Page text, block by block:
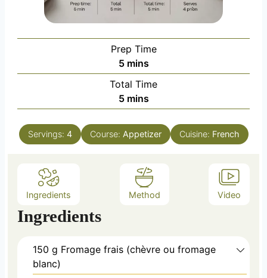
Prep Time
5m
i
n
u
e
s
mins
Total Time
5m
i
n
u
mins
Servings: 4 Course: Appetizer Cuisine: French
Ingredients Method Video
Ingredients
150 g Fromage frais (chèvre ou fromage
blanc)